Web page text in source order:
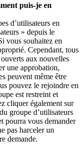
puis-je en
d’utilisateurs en
» depuis le
vous souhaitez en
Cependant, tous
aux nouvelles
une approbation,
peuvent même être
pouvez le rejoindre en
est restreint et
cliquer également sur
groupe d’utilisateurs
pourra vous demander
pas harceler un
demande.